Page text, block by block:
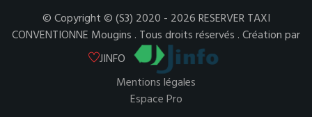
© Copyright © (S3) 2020 - 2026 RESERVER TAXI
CONVENTIONNE Mougins . Tous droits réservés . Création par
JINFO
Mentions légales
Espace Pro